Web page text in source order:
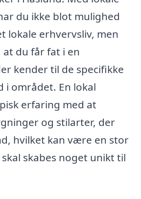
du ikke blot mulighed
lokale erhvervsliv, men
du får fat i en
kender til de specifikke
i området. En lokal
erfaring med at
og stilarter, der
hvilket kan være en stor
skabes noget unikt til